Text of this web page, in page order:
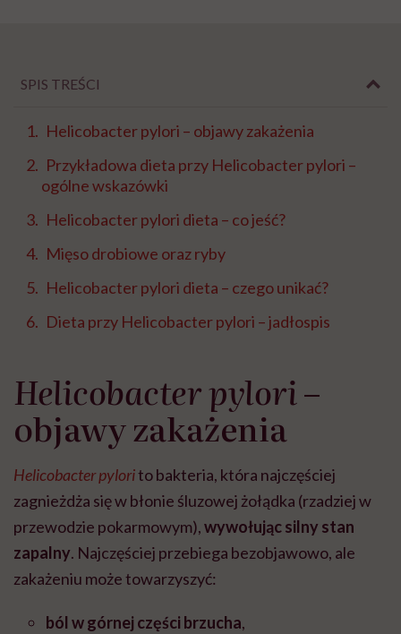
SPIS TREŚCI
Helicobacter pylori – objawy zakażenia
Przykładowa dieta przy Helicobacter pylori –
ogólne wskazówki
Helicobacter pylori dieta – co jeść?
Mięso drobiowe oraz ryby
Helicobacter pylori dieta – czego unikać?
Dieta przy Helicobacter pylori – jadłospis
Helicobacter pylori–
objawy zakażenia
Helicobacter pylorito bakteria, która najczęściej
zagnieżdża się w błonie śluzowej żołądka (rzadziej w
przewodzie pokarmowym),wywołując silny stan
zapalny. Najczęściej przebiega bezobjawowo, ale
zakażeniu może towarzyszyć:
ból w górnej części brzucha,